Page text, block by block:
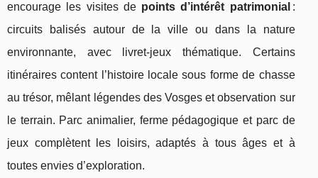
encourage les visites de points d’intérêt patrimonial :
circuits balisés autour de la ville ou dans la nature
environnante, avec livret-jeux thématique. Certains
itinéraires content l’histoire locale sous forme de chasse
au trésor, mêlant légendes des Vosges et observation sur
le terrain. Parc animalier, ferme pédagogique et parc de
jeux complètent les loisirs, adaptés à tous âges et à
toutes envies d’exploration.